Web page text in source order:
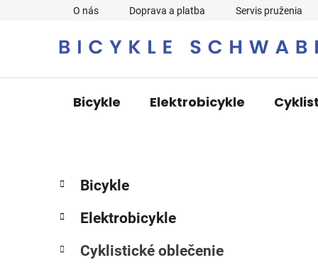
O nás Doprava a platba Servis pruženia
Bicykle Elektrobicykle
B
o
č
ý
kategórie
K
a
e
ó
Bicykle
Elektrobicykle
Cyklistické oblečenie